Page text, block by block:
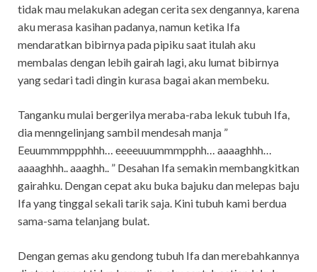
tidak mau melakukan adegan cerita sex dengannya, karena
aku merasa kasihan padanya, namun ketika Ifa
mendaratkan bibirnya pada pipiku saat itulah aku
membalas dengan lebih gairah lagi, aku lumat bibirnya
yang sedari tadi dingin kurasa bagai akan membeku.
Tanganku mulai bergerilya meraba-raba lekuk tubuh Ifa,
dia menngelinjang sambil mendesah manja ”
Eeuummmppphhh… eeeeuuummmpphh… aaaaghhh…
aaaaghhh.. aaaghh.. ” Desahan Ifa semakin membangkitkan
gairahku. Dengan cepat aku buka bajuku dan melepas baju
Ifa yang tinggal sekali tarik saja. Kini tubuh kami berdua
sama-sama telanjang bulat.
Dengan gemas aku gendong tubuh Ifa dan merebahkannya